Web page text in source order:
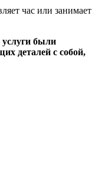
час или занимает
были
деталей с собой,